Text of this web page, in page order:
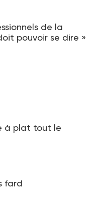
de la
pouvoir se dire »
à plat tout le
fard